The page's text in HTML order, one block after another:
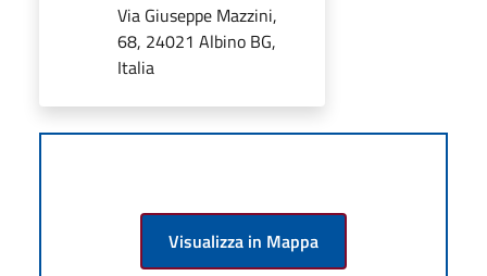
Via Giuseppe Mazzini,
68, 24021 Albino BG,
Italia
Visualizza in Mappa